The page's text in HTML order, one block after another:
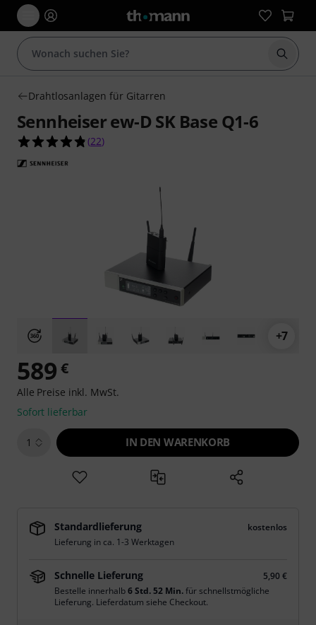
Suche
Drahtlosanlagen für Gitarren
Sennheiser ew-D SK Base Q1-6
4.8 von 5 Sternen aus 22 Kundenbewertungen
(22)
+7
589 €
Alle Preise inkl. MwSt.
Sofort lieferbar
1 IN DEN WARENKORB
Standardlieferung
kostenlos
Lieferung in ca. 1-3 Werktagen
Schnelle Lieferung
5,90 €
Bestelle innerhalb6 Std. 52 Min.für schnellstmögliche
Lieferung. Lieferdatum siehe Checkout.